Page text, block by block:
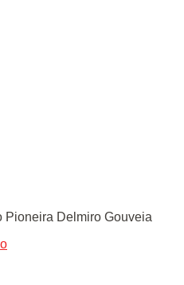
Delmiro Gouveia